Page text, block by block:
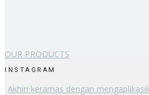
OUR PRODUCTS
INSTAGRAM
Akhiri keramas dengan